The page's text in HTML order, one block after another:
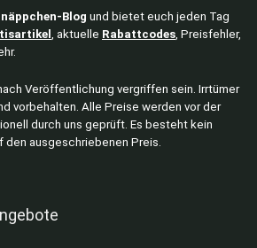
Blog und bietet euch jeden Tag
, aktuelle Rabattcodes, Preisfehler,
Veröffentlichung vergriffen sein. Irrtümer
vorbehalten. Alle Preise werden vor der
durch uns geprüft. Es besteht kein
den ausgeschriebenen Preis.